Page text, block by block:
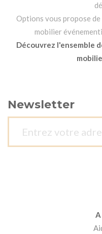
Options vous propose
mobilier
Découvrez l'ensemble
Newsletter
A